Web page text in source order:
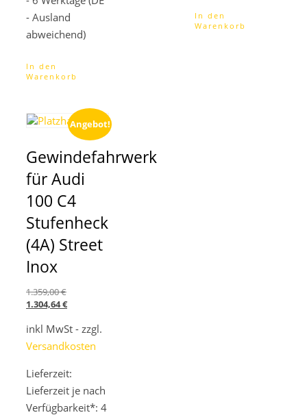
- Ausland
abweichend)
In den
Warenkorb
In den
Warenkorb
Angebot!
Gewindefahrwerk
für Audi
100 C4
Stufenheck
(4A) Street
Inox
1.359,00€Ursprünglicher
Preis
1.359,00 €
1.304,64€Aktueller
ist:
inkl MwSt - zzgl.
Versandkosten
Lieferzeit:
Lieferzeit je nach
Verfügbarkeit*: 4